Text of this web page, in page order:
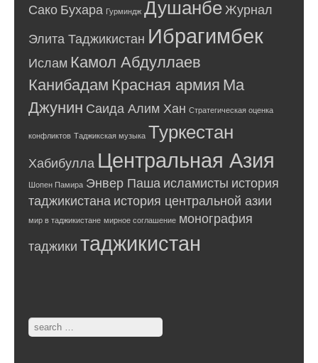
Сако Бухара Гурминдж Душанбе Журнал
Элита Таджикистан Ибрагимбек
Ислам Камол Абдуллаев
КанибадамКрасная армияМа
Джунин Саида Алим Хан Стратегическая оценка
конфликтов Таджикская музыка Туркестан
Хабибулла Центральная Азия
Шопен Памира Энвер Паша исламисты история
таджикистана история центральной азии
мир в таджикистане мирное соглашение монография
таджики таджикистан
Search